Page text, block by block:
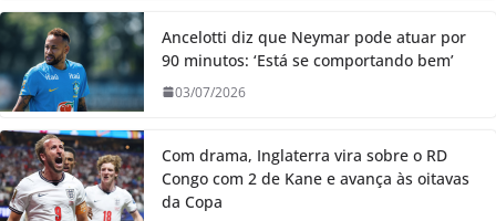
Ancelotti diz que Neymar pode atuar por
90 minutos: ‘Está se comportando bem’
03/07/2026
Com drama, Inglaterra vira sobre o RD
Congo com 2 de Kane e avança às oitavas
da Copa